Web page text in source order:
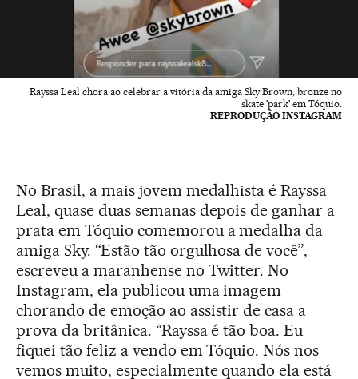
Rayssa Leal chora ao celebrar a vitória da amiga Sky Brown, bronze no
skate 'park' em Tóquio.
REPRODUÇÃO INSTAGRAM
No Brasil, a mais jovem medalhista é Rayssa
Leal, quase duas semanas depois de ganhar a
prata em Tóquio comemorou a medalha da
amiga Sky. “Estão tão orgulhosa de você”,
escreveu a maranhense no Twitter. No
Instagram, ela publicou uma imagem
chorando de emoção ao assistir de casa a
prova da britânica. “Rayssa é tão boa. Eu
fiquei tão feliz a vendo em Tóquio. Nós nos
vemos muito, especialmente quando ela está